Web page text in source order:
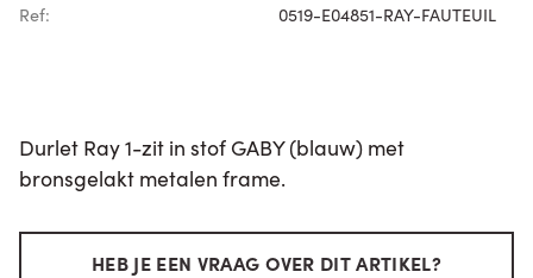
Ref: 0519-E04851-RAY-FAUTEUIL
Durlet Ray 1-zit in stof GABY (blauw) met
bronsgelakt metalen frame.
HEB JE EEN VRAAG OVER DIT ARTIKEL?